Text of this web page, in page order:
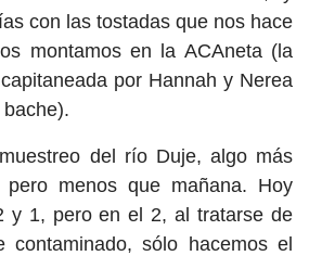
con las tostadas que nos hace
montamos en la ACAneta (la
por Hannah y Nerea
del río Duje, algo más
pero menos que mañana. Hoy
y 1, pero en el 2, al tratarse de
contaminado, sólo hacemos el